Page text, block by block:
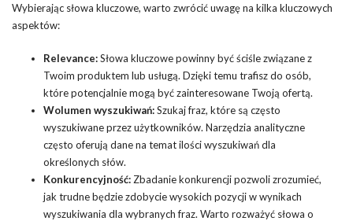
Wybierając słowa kluczowe, warto zwrócić uwagę na kilka kluczowych
aspektów:
Relevance:Słowa kluczowe powinny być ściśle związane z
Twoim produktem lub usługą. Dzięki temu trafisz do osób,
które potencjalnie mogą być zainteresowane Twoją ofertą.
Wolumen wyszukiwań:Szukaj fraz, które są często
wyszukiwane przez użytkowników. Narzędzia analityczne
często oferują dane na temat ilości wyszukiwań dla
określonych słów.
Konkurencyjność: Zbadanie konkurencji pozwoli zrozumieć,
jak trudne będzie zdobycie wysokich pozycji w wynikach
wyszukiwania dla wybranych fraz. Warto rozważyć słowa o